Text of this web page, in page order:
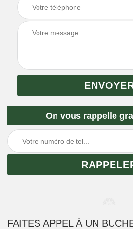
On vous rappelle
FAITES APPEL À UN